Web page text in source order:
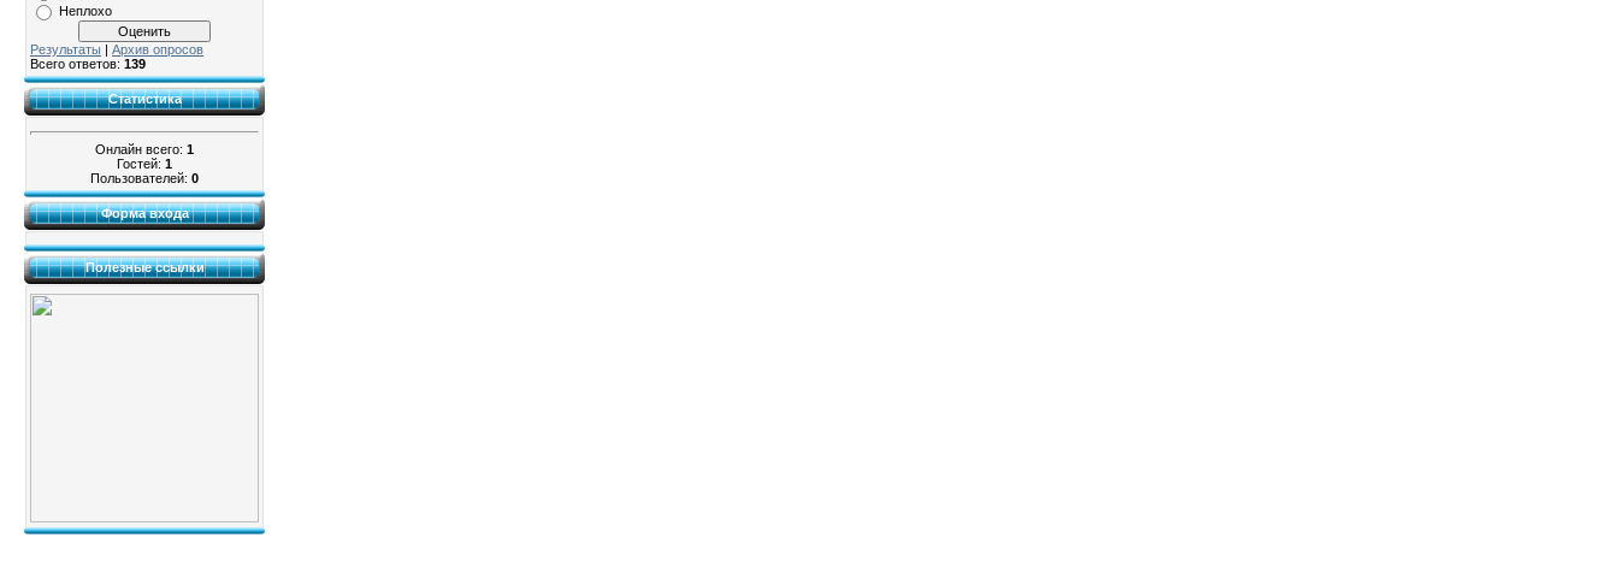
Неплохо
Результаты | Архив опросов
Всего ответов: 139
Статистика
Онлайн всего: 1
Гостей: 1
Пользователей: 0
Форма входа
Полезные ссылки